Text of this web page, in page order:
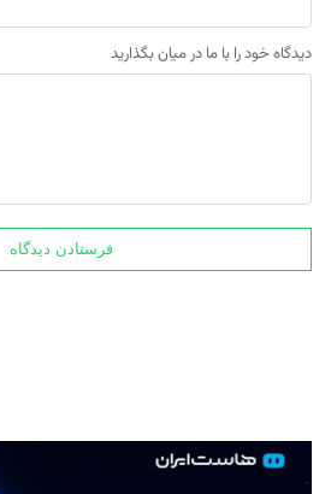
دیدگاه خود را با ما در میان بگذارید